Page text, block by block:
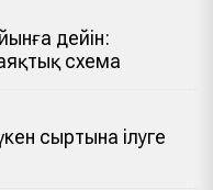
дейін:
схема
сыртына ілуге